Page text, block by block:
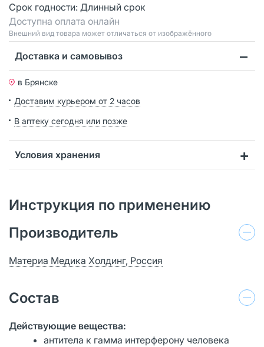
Срок годности: Длинный срок
Доступна оплата онлайн
Bнешний вид товара может отличаться от изображённого
Доставка и самовывоз
в Брянске
Доставим курьером от 2 часов
В аптеку сегодня или позже
Условия хранения
Инструкция по применению
Производитель
Материа Медика Холдинг, Россия
Состав
Действующие вещества:
антитела к гамма интерферону человека